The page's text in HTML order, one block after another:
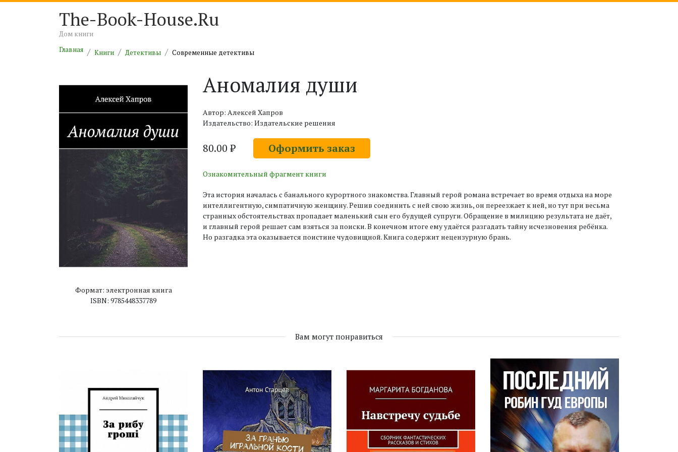
The-Book-House.Ru
Дом книги
Главная
Книги Детективы Современные детективы
Формат: электронная книга
ISBN: 9785448337789
Аномалия души
Автор: Алексей Хапров
Издательство: Издательские решения
80.00 ₽ Оформить заказ
Ознакомительный фрагмент книги
Эта история началась с банального курортного знакомства. Главный герой романа встречает во время отдыха на море
интеллигентную, симпатичную женщину. Решив соединить с ней свою жизнь, он переезжает к ней, но тут при весьма
странных обстоятельствах пропадает маленький сын его будущей супруги. Обращение в милицию результата не даёт,
и главный герой решает сам взяться за поиски. В конечном итоге ему удаётся разгадать тайну исчезновения ребёнка.
Но разгадка эта оказывается поистине чудовищной. Книга содержит нецензурную брань.
Вам могут понравиться